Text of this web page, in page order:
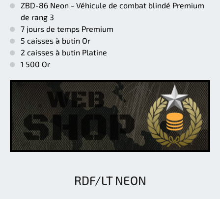
ZBD-86 Neon - Véhicule de combat blindé Premium
de rang 3
7 jours de temps Premium
5 caisses à butin Or
2 caisses à butin Platine
1 500 Or
RDF/LT NEON